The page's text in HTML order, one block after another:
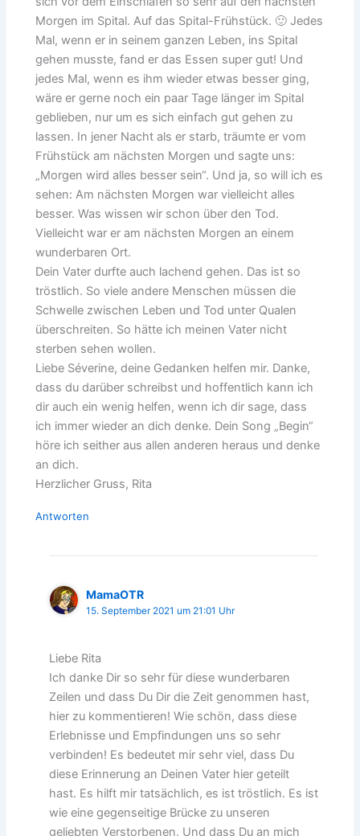
Morgen im Spital. Auf das Spital-Frühstück. 🙂 Jedes
Mal, wenn er in seinem ganzen Leben, ins Spital
gehen musste, fand er das Essen super gut! Und
jedes Mal, wenn es ihm wieder etwas besser ging,
wäre er gerne noch ein paar Tage länger im Spital
geblieben, nur um es sich einfach gut gehen zu
lassen. In jener Nacht als er starb, träumte er vom
Frühstück am nächsten Morgen und sagte uns:
„Morgen wird alles besser sein“. Und ja, so will ich es
sehen: Am nächsten Morgen war vielleicht alles
besser. Was wissen wir schon über den Tod.
Vielleicht war er am nächsten Morgen an einem
wunderbaren Ort.
Dein Vater durfte auch lachend gehen. Das ist so
tröstlich. So viele andere Menschen müssen die
Schwelle zwischen Leben und Tod unter Qualen
überschreiten. So hätte ich meinen Vater nicht
sterben sehen wollen.
Liebe Séverine, deine Gedanken helfen mir. Danke,
dass du darüber schreibst und hoffentlich kann ich
dir auch ein wenig helfen, wenn ich dir sage, dass
ich immer wieder an dich denke. Dein Song „Begin“
höre ich seither aus allen anderen heraus und denke
an dich.
Herzlicher Gruss, Rita
Antworten
MamaOTR
15. September 2021 um 21:01 Uhr
Liebe Rita
Ich danke Dir so sehr für diese wunderbaren
Zeilen und dass Du Dir die Zeit genommen hast,
hier zu kommentieren! Wie schön, dass diese
Erlebnisse und Empfindungen uns so sehr
verbinden! Es bedeutet mir sehr viel, dass Du
diese Erinnerung an Deinen Vater hier geteilt
hast. Es hilft mir tatsächlich, es ist tröstlich. Es ist
wie eine gegenseitige Brücke zu unseren
geliebten Verstorbenen. Und dass Du an mich